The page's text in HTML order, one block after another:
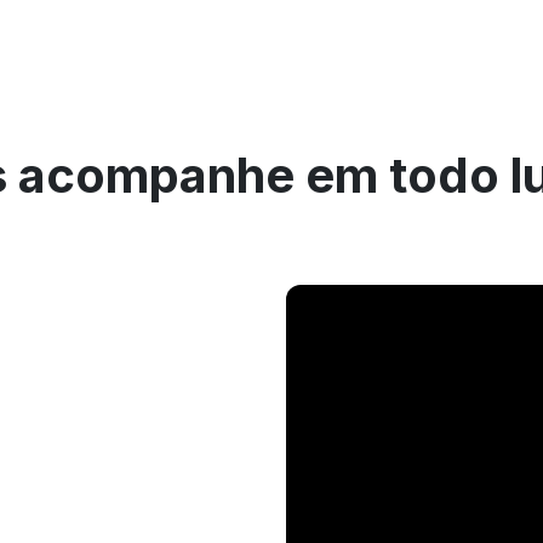
acompanhe em todo